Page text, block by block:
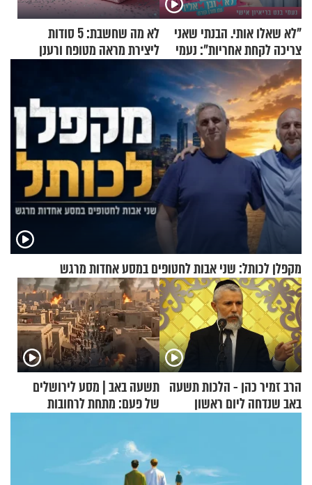
"לא שאלו אותי. הבנתי שאני
צריכה לקחת אחריות": נעמי
בנט בריאיון אישי
לא מה שחשבת: 5 סודות
ליצירת מראה מטופח ורענן
מקפלן לכותל: שני אבות לחטופים במסע אחדות מרגש
הרב זמיר כהן - הלכות תשעה
באב שנדחה ליום ראשון
תשעה באב | מסע לירושלים
של פעם: מתחת לרחובות